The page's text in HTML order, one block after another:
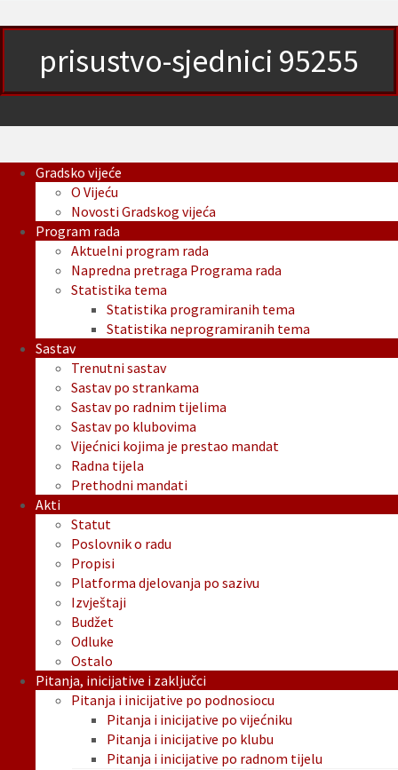
prisustvo-sjednici 95255
Gradsko vijeće
O Vijeću
Novosti Gradskog vijeća
Program rada
Aktuelni program rada
Napredna pretraga Programa rada
Statistika tema
Statistika programiranih tema
Statistika neprogramiranih tema
Sastav
Trenutni sastav
Sastav po strankama
Sastav po radnim tijelima
Sastav po klubovima
Vijećnici kojima je prestao mandat
Radna tijela
Prethodni mandati
Akti
Statut
Poslovnik o radu
Propisi
Platforma djelovanja po sazivu
Izvještaji
Budžet
Odluke
Ostalo
Pitanja, inicijative i zaključci
Pitanja i inicijative po podnosiocu
Pitanja i inicijative po vijećniku
Pitanja i inicijative po klubu
Pitanja i inicijative po radnom tijelu